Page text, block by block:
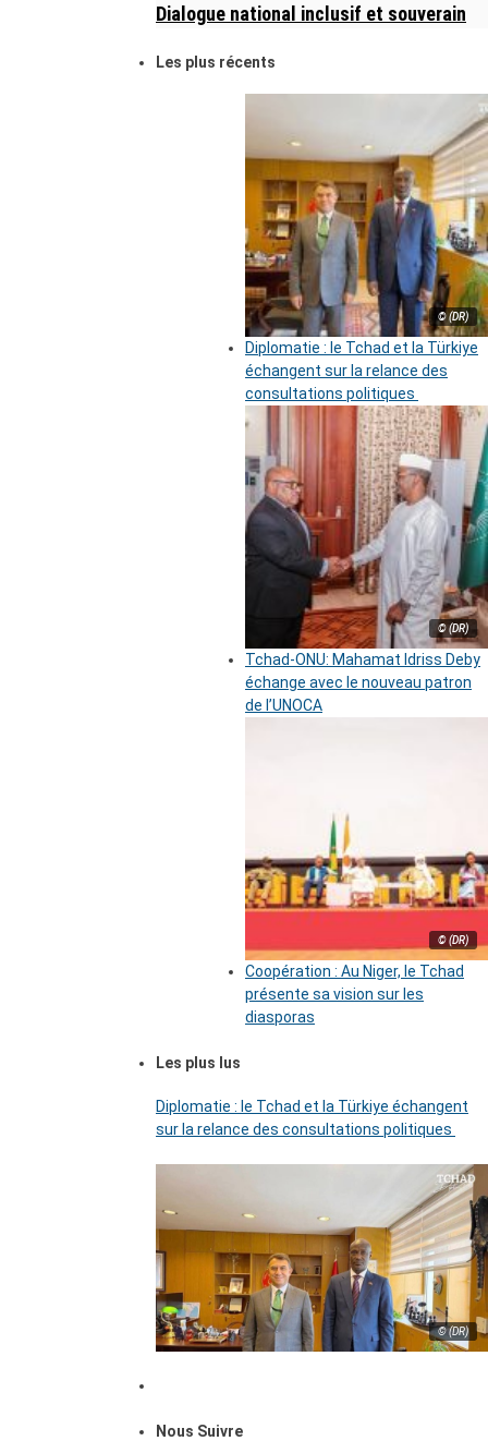
Dialogue national inclusif et souverain
Les plus récents
© (DR)
Diplomatie : le Tchad et la Türkiye
échangent sur la relance des
consultations politiques
© (DR)
Tchad-ONU: Mahamat Idriss Deby
échange avec le nouveau patron
de l’UNOCA
© (DR)
Coopération : Au Niger, le Tchad
présente sa vision sur les
diasporas
Les plus lus
Diplomatie : le Tchad et la Türkiye échangent
sur la relance des consultations politiques
© (DR)
Nous Suivre